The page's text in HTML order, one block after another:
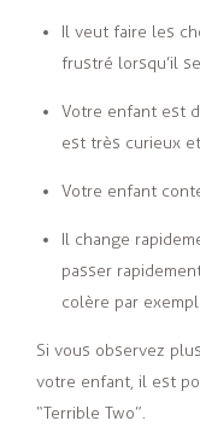
Il veut faire les
frustré lorsqu’il
Votre enfant est
est très curieux
Votre enfant
Il change
passer
colère par
Si vous observez
votre enfant, il est
“Terrible Two”.